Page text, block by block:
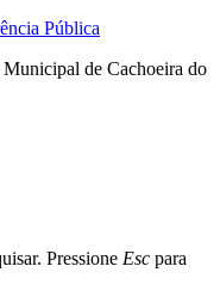
Pública
Municipal de Cachoeira do
Pressione Esc para